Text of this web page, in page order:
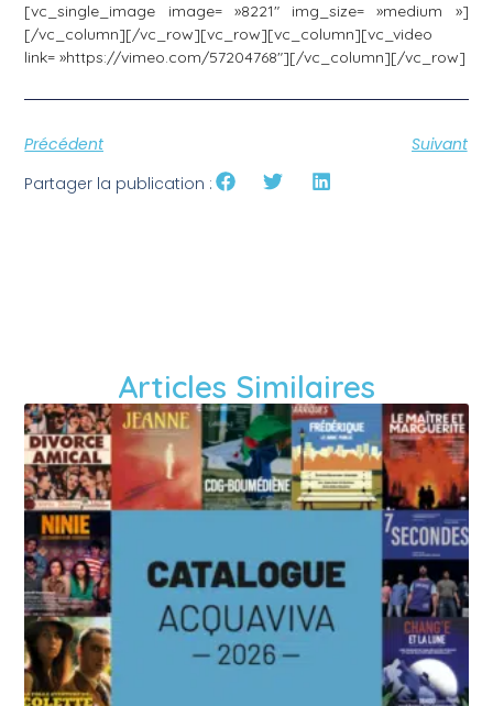
[vc_single_image image= »8221″ img_size= »medium »]
[/vc_column][/vc_row][vc_row][vc_column][vc_video
link= »https://vimeo.com/57204768″][/vc_column][/vc_row]
Précédent
Suivant
Partager la publication :
Articles Similaires